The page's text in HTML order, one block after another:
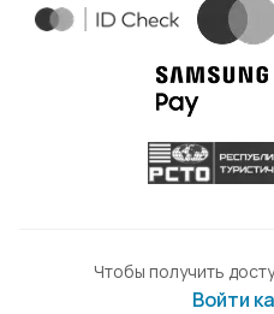
Чтобы получить
Войти